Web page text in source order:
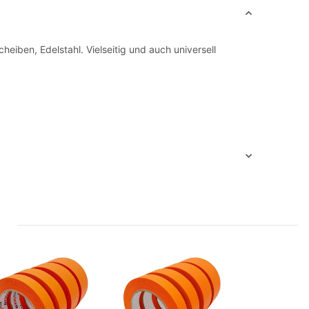
Edelstahl. Vielseitig und auch universell